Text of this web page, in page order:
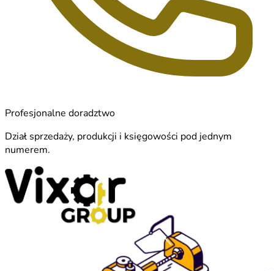
Profesjonalne doradztwo
Dział sprzedaży, produkcji i księgowości pod jednym
numerem.